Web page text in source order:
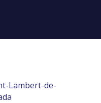
Lambert-de-